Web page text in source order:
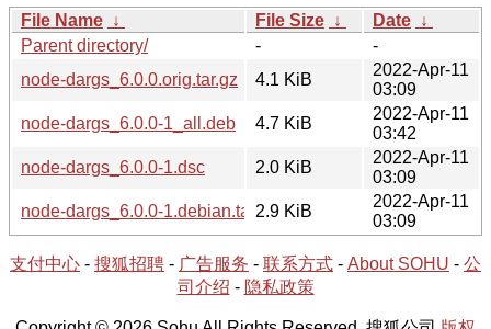
File Name ↓ File Size ↓ Date ↓
Parent directory/
-
-
node-dargs_6.0.0.orig.tar.gz
4.1 KiB
2022-Apr-11
03:09
node-dargs_6.0.0-1_all.deb
4.7 KiB
2022-Apr-11
03:42
node-dargs_6.0.0-1.dsc
2.0 KiB
2022-Apr-11
03:09
node-dargs_6.0.0-1.debian.tar.xz2.9 KiB
2022-Apr-11
03:09
支付中心 - 搜狐招聘 - 广告服务 - 联系方式 - About SOHU - 公
司介绍 - 隐私政策